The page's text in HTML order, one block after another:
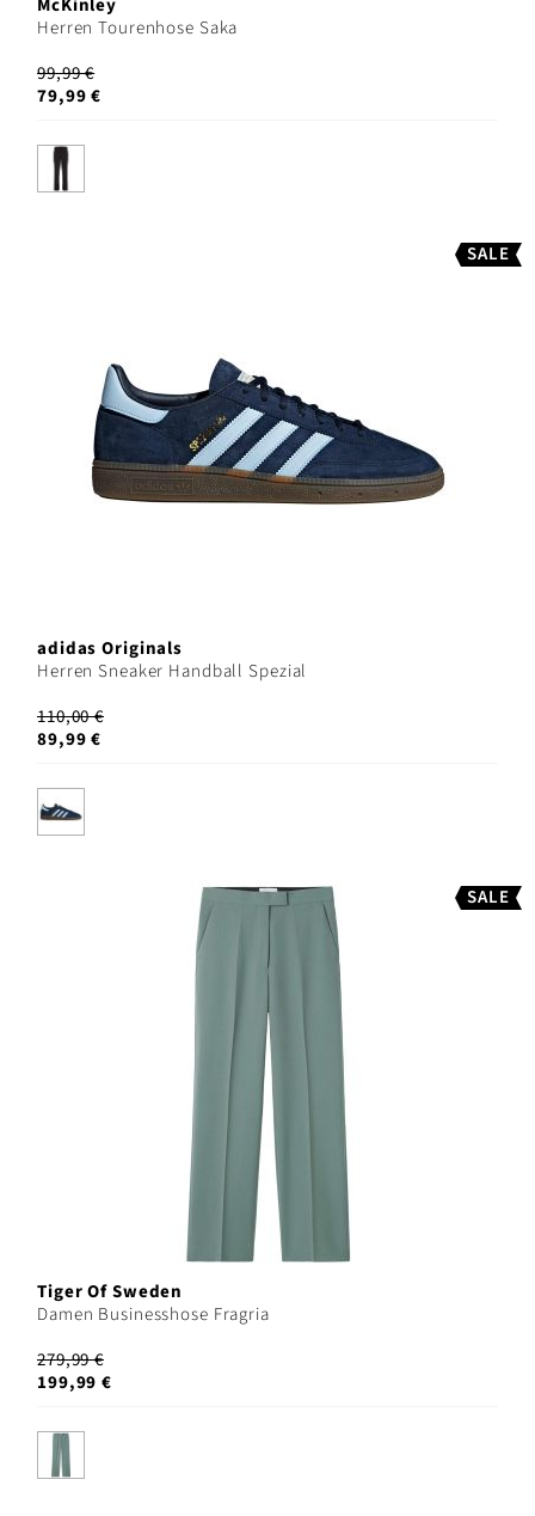
McKinley
Herren Tourenhose Saka
99,99 €
79,99 €
SALE
adidas Originals
Herren Sneaker Handball Spezial
110,00 €
89,99 €
SALE
Tiger Of Sweden
Damen Businesshose Fragria
279,99 €
199,99 €